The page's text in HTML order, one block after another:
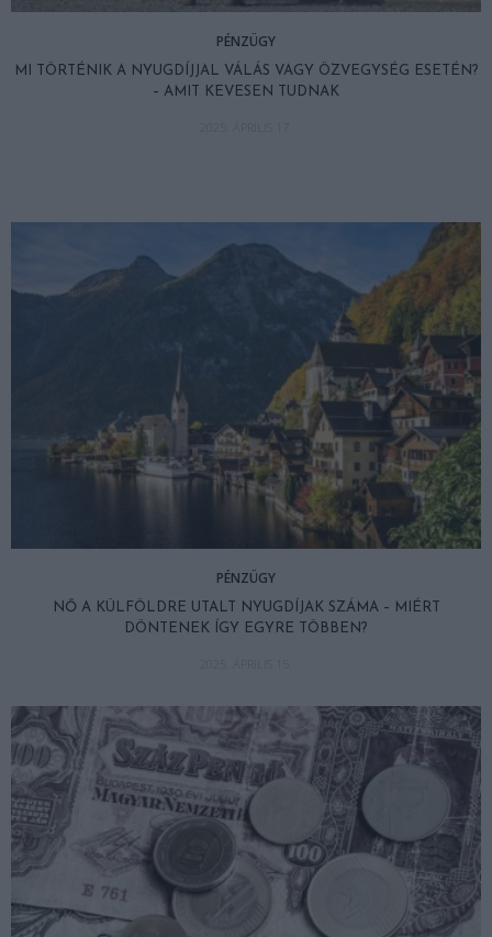
PÉNZÜGY
MI TÖRTÉNIK A NYUGDÍJJAL VÁLÁS VAGY ÖZVEGYSÉG ESETÉN?
– AMIT KEVESEN TUDNAK
PÉNZÜGY
NŐ A KÜLFÖLDRE UTALT NYUGDÍJAK SZÁMA – MIÉRT
DÖNTENEK ÍGY EGYRE TÖBBEN?